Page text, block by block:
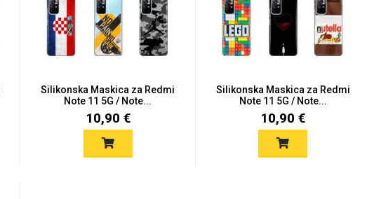
Silikonska Maskica za Redmi
Note 11 5G / Note...
10,90 €
Silikonska Maskica za Redmi
Note 11 5G / Note...
10,90 €